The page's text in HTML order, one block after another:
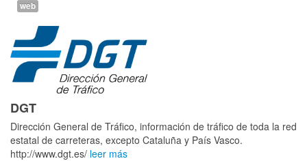
web
DGT
Dirección General de Tráfico, información de tráfico de toda la red
estatal de carreteras, excepto Cataluña y País Vasco.
http://www.dgt.es/ leer más